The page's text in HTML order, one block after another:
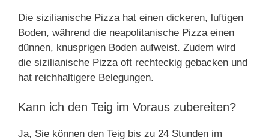
Die sizilianische Pizza hat einen dickeren, luftigen
Boden, während die neapolitanische Pizza einen
dünnen, knusprigen Boden aufweist. Zudem wird
die sizilianische Pizza oft rechteckig gebacken und
hat reichhaltigere Belegungen.
Kann ich den Teig im Voraus zubereiten?
Ja, Sie können den Teig bis zu 24 Stunden im